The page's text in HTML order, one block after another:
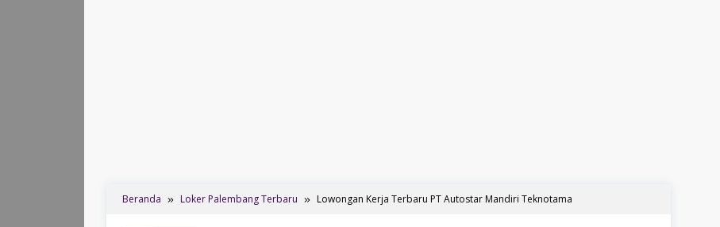
Beranda Loker Palembang Terbaru Lowongan Kerja Terbaru PT Autostar Mandiri Teknotama